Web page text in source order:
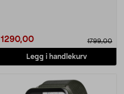
1290,00 1799,00
Legg i handlekurv